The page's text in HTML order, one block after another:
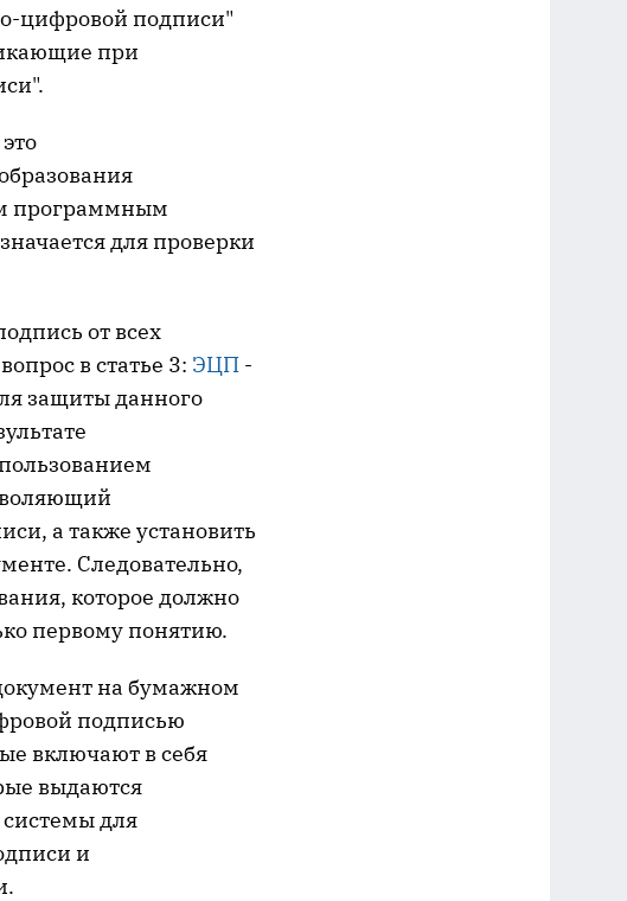
цифровой подписи"
при
программным
для проверки
от всех
в статье 3: ЭЦП -
защиты данного
а также установить
Следовательно,
которое должно
первому понятию.
на бумажном
подписью
включают в себя
выдаются
для
и